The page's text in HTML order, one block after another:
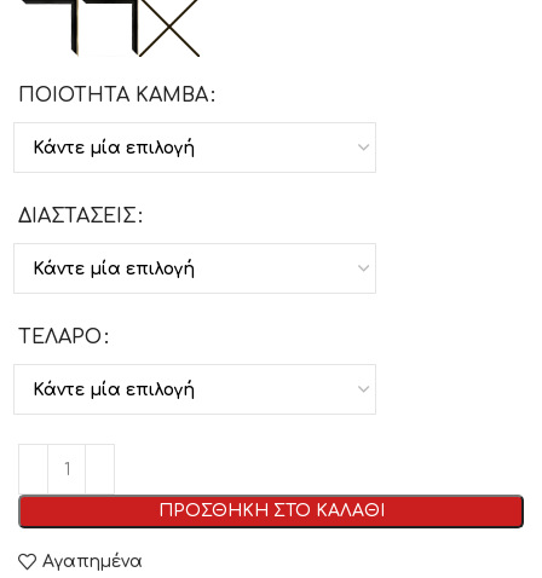
ΠΟΙΟΤΗΤΑ ΚΑΜΒΑ
ΔΙΑΣΤΑΣΕΙΣ
ΤΕΛΑΡΟ
ΠΡΟΣΘΗΚΗ ΣΤΟ ΚΑΛΑΘΙ
Αγαπημένα